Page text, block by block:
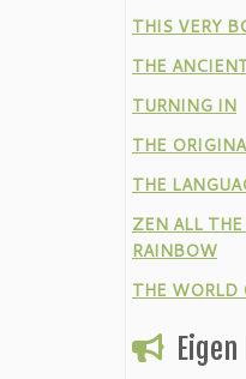
THIS VERY
THE
TURNING IN
THE
THE
ZEN ALL
RAINBOW
THE WORLD